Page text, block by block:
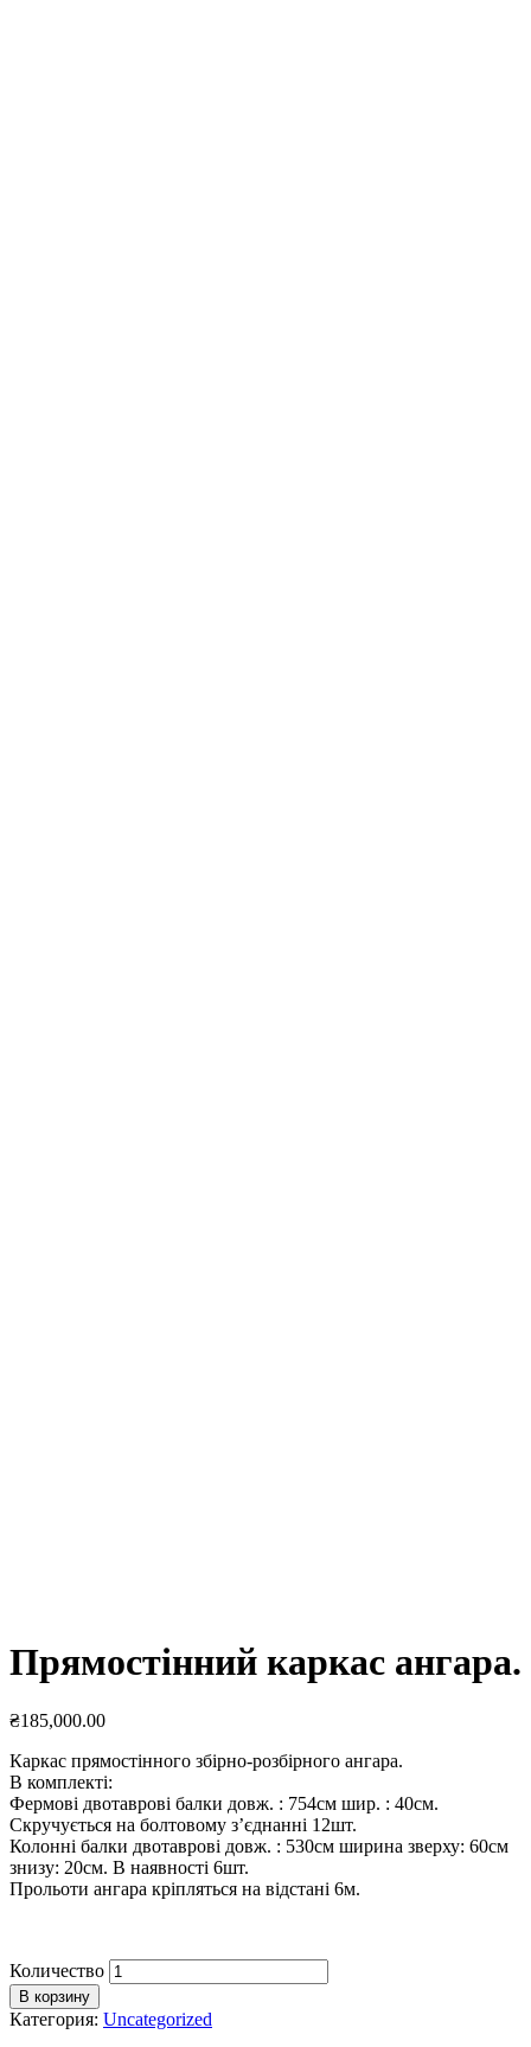
Прямостінний каркас ангара.
₴185,000.00
Каркас прямостінного збірно-розбірного ангара.
В комплекті:
Фермові двотаврові балки довж. : 754см шир. : 40см.
Скручується на болтовому з’єднанні 12шт.
Колонні балки двотаврові довж. : 530см ширина зверху: 60см
знизу: 20см. В наявності 6шт.
Прольоти ангара кріпляться на відстані 6м.
Количество
В корзину
Категория: Uncategorized